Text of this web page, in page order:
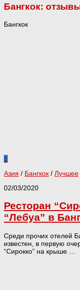
Бангкок:
Бангкок
1
Азия / Бангкок / Лучшее
02/03/2020
Ресторан
“Лебуа” в
Среди прочих отелей
известен, в первую
“Сирокко” на крыше …